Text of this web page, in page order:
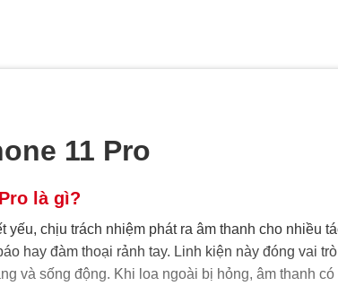
11 Pro
là gì?
yếu, chịu trách nhiệm phát ra âm thanh cho nhiều
hay đàm thoại rảnh tay. Linh kiện này đóng vai
và sống động. Khi loa ngoài bị hỏng, âm thanh